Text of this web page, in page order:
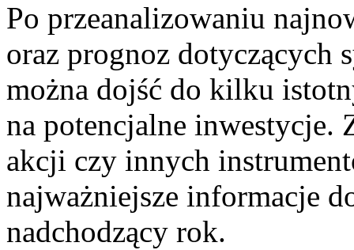
Po przeanalizowaniu
oraz prognoz dotyczących
można dojść do kilku
na potencjalne inwestycje.
akcji czy innych
najważniejsze informacje
nadchodzący rok.